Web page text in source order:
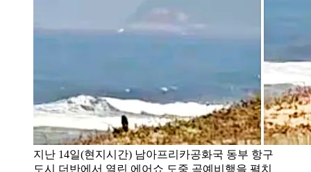
지난 14일(현지시간) 남아프리카공화국 동부 항구
도시 더반에서 열린 에어쇼 도중 곡예비행을 펼치